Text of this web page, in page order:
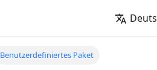
Benutzerdefiniertes Paket